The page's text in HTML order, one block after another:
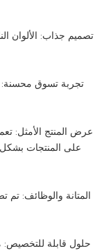
تصميم جذاب: الألوان
تجربة تسوق محسنة:
عرض المنتج الأمثل:
على المنتجات
المتانة والوظائف: تم
حلول قابلة للتخصيص: